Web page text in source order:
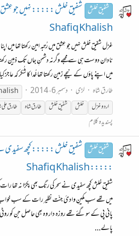
شفیق خلش شفیق خلش ::::: نہیں جو عِشق
Shafiq Khalish
غزل شفیق خلش نہیں جو عِشق میں رُتبہ امین رکھتا تھا میں
نادان دوست ہی سے مجھے وگرنہ دشمنِ جاں تک ذہین رکھتا
میں اپنے پاؤں کے نیچے زمین رکھتا تھا خُدا کا شُکر کہ
طارق شاہ
لڑی دسمبر 6، 2014
اردوغزل
خلش شفیق خلش طارقشاہ طارقعلی
پسندیدہ کلام
شفیق خلش شفیق خلش ::::: کچھ سفیدی نے
::::: Shafiq Khalish
شفیق خلش کچھ سفیدی نے سحرکی رنگ بھی پکڑا نہ تھا رات
میں تھے سب مکینِ وادئ جنّت نظیر رات کے سب خواب
پانی پی کے سو گئے تھے روزہ دار وہ بھی حاصل جن کو روٹی
پالے...